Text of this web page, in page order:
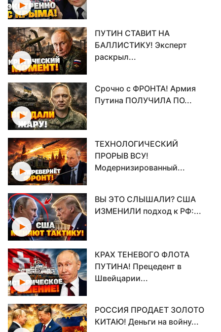
ПУТИН СТАВИТ НА
БАЛЛИСТИКУ! Эксперт
раскрыл...
Срочно с ФРОНТА! Армия
Путина ПОЛУЧИЛА ПО...
ТЕХНОЛОГИЧЕСКИЙ
ПРОРЫВ ВСУ!
Модернизированный...
ВЫ ЭТО СЛЫШАЛИ? США
ИЗМЕНИЛИ подход к РФ:...
КРАХ ТЕНЕВОГО ФЛОТА
ПУТИНА! Прецедент в
Швейцарии...
РОССИЯ ПРОДАЕТ ЗОЛОТО
КИТАЮ! Деньги на войну...